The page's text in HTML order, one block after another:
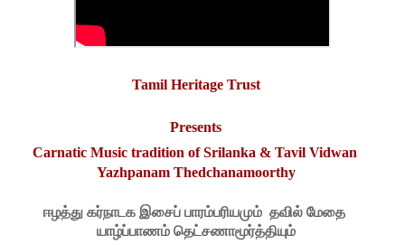
Tamil Heritage Trust
Presents
Carnatic Music tradition of Srilanka & Tavil Vidwan
Yazhpanam Thedchanamoorthy
ஈழத்து கர்நாடக இசைப் பாரம்பரியமும்  தவில் மேதை
யாழ்ப்பாணம் தெட்சணாமூர்த்தியும்